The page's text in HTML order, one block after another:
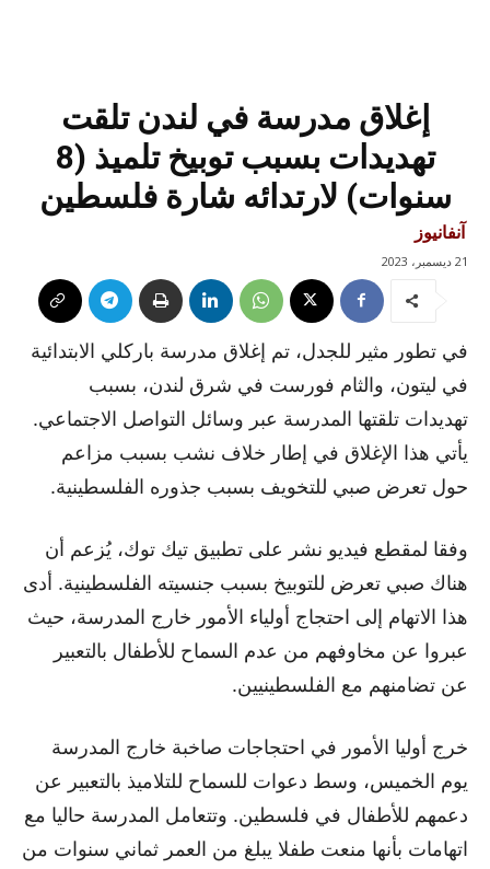
إغلاق مدرسة في لندن تلقت
تهديدات بسبب توبيخ تلميذ (8
سنوات) لارتدائه شارة فلسطين
آنفانيوز
21 ديسمبر، 2023
في تطور مثير للجدل، تم إغلاق مدرسة باركلي الابتدائية
في ليتون، والثام فورست في شرق لندن، بسبب
تهديدات تلقتها المدرسة عبر وسائل التواصل الاجتماعي.
يأتي هذا الإغلاق في إطار خلاف نشب بسبب مزاعم
حول تعرض صبي للتخويف بسبب جذوره الفلسطينية.
وفقا لمقطع فيديو نشر على تطبيق تيك توك، يُزعم أن
هناك صبي تعرض للتوبيخ بسبب جنسيته الفلسطينية. أدى
هذا الاتهام إلى احتجاج أولياء الأمور خارج المدرسة، حيث
عبروا عن مخاوفهم من عدم السماح للأطفال بالتعبير
عن تضامنهم مع الفلسطينيين.
خرج أوليا الأمور في احتجاجات صاخبة خارج المدرسة
يوم الخميس، وسط دعوات للسماح للتلاميذ بالتعبير عن
دعمهم للأطفال في فلسطين. وتتعامل المدرسة حاليا مع
اتهامات بأنها منعت طفلا يبلغ من العمر ثماني سنوات من